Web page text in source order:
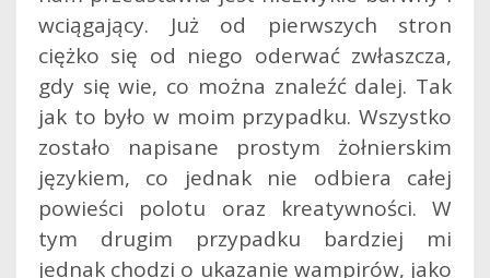
wciągający. Już od pierwszych stron
ciężko się od niego oderwać zwłaszcza,
gdy się wie, co można znaleźć dalej. Tak
jak to było w moim przypadku. Wszystko
zostało napisane prostym żołnierskim
językiem, co jednak nie odbiera całej
powieści polotu oraz kreatywności. W
tym drugim przypadku bardziej mi
jednak chodzi o ukazanie wampirów, jako